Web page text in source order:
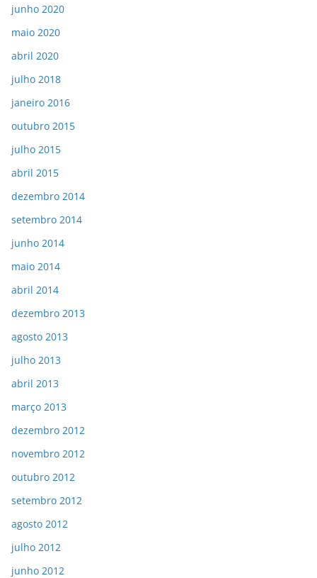
junho 2020
maio 2020
abril 2020
julho 2018
janeiro 2016
outubro 2015
julho 2015
abril 2015
dezembro 2014
setembro 2014
junho 2014
maio 2014
abril 2014
dezembro 2013
agosto 2013
julho 2013
abril 2013
março 2013
dezembro 2012
novembro 2012
outubro 2012
setembro 2012
agosto 2012
julho 2012
junho 2012